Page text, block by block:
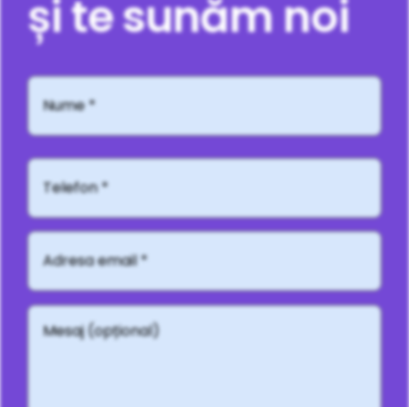
și te sunăm noi
Mesaj
(opțional)
Nume
Telefon*
Adresă
email